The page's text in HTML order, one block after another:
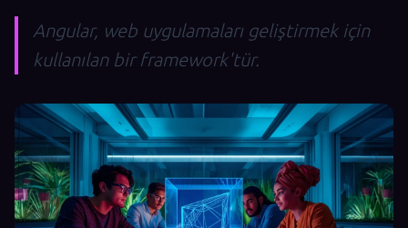
Angular, web uygulamaları geliştirmek için
kullanılan bir framework'tür.